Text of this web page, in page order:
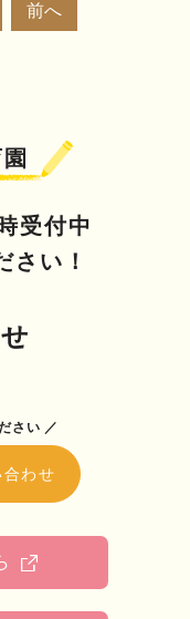
前へ
受付中
さい！
さい ／
合わせ